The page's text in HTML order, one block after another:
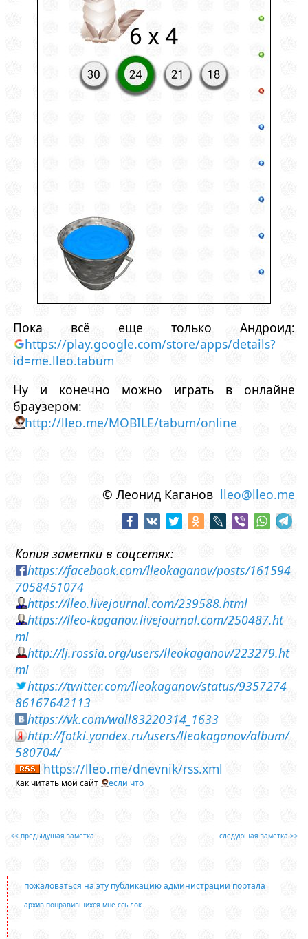
Пока всё еще только Андроид:
https://play.google.com/store/apps/details?
id=me.lleo.tabum
Ну и конечно можно играть в онлайне
браузером:
http://lleo.me/MOBILE/tabum/online
© Леонид Каганов lleo@lleo.me
Копия заметки в соцсетях:
https://facebook.com/lleokaganov/posts/161594
7058451074
https://lleo.livejournal.com/239588.html
https://lleo-kaganov.livejournal.com/250487.ht
ml
http://lj.rossia.org/users/lleokaganov/223279.ht
ml
https://twitter.com/lleokaganov/status/9357274
86167642113
https://vk.com/wall83220314_1633
http://fotki.yandex.ru/users/lleokaganov/album/
580704/
https://lleo.me/dnevnik/rss.xml
Как читать мой сайт если что
<< предыдущая заметка следующая заметка >>
пожаловаться на эту публикацию администрации портала
архив понравившихся мне ссылок